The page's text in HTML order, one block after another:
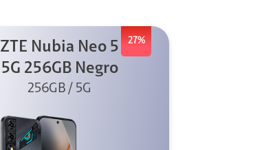
27%
ZTE Nubia Neo 5
5G 256GB Negro
256GB / 5G